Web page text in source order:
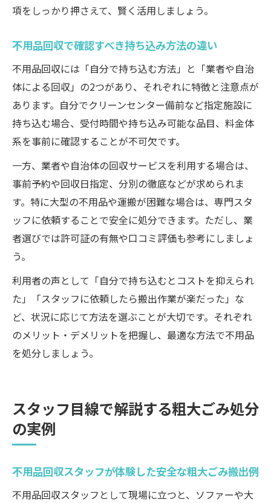
項をしっかり押さえて、賢く活用しましょう。
不用品回収で確認すべき持ち込み方法の違い
不用品回収には「自分で持ち込む方法」と「業者や自治
体による回収」の2つがあり、それぞれに特徴と注意点が
あります。自分でクリーンセンター備前など指定施設に
持ち込む場合、受付時間や持ち込み可能な品目、料金体
系を事前に確認することが不可欠です。
一方、業者や自治体の回収サービスを利用する場合は、
事前予約や回収日指定、分別の徹底などが求められま
す。特に大型の不用品や運搬が困難な場合は、専門スタ
ッフに依頼することで安全に処分できます。ただし、業
者選びでは許可証の有無や口コミ評価も参考にしましょ
う。
利用者の声として「自分で持ち込むとコストを抑えられ
た」「スタッフに依頼したら搬出作業が楽だった」な
ど、状況に応じて方法を選ぶことが大切です。それぞれ
のメリット・デメリットを把握し、最適な方法で不用品
を処分しましょう。
スタッフ目線で解説する粗大ごみ処分
の実例
不用品回収スタッフが体験した安全な粗大ごみ搬出例
不用品回収スタッフとして現場に立つと、ソファーや大